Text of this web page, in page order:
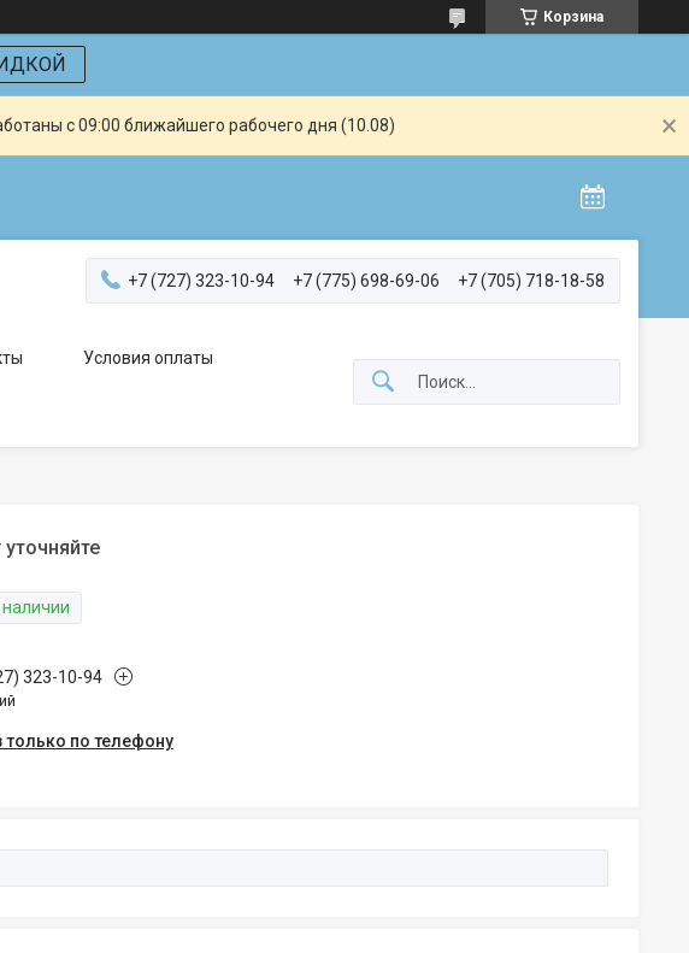
Корзина
с 09:00 ближайшего рабочего дня (10.08)
+7 (727) 323-10-94 +7 (775) 698-69-06 +7 (705) 718-18-58
Условия оплаты
наличии
323-10-94
только по телефону